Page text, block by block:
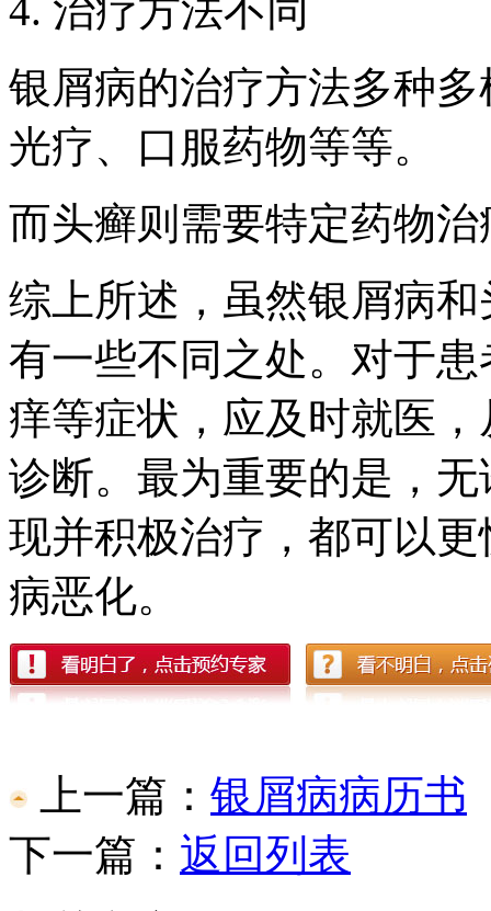
4. 治疗方法不同
银屑病的治疗方法多种
光疗、口服药物等等。
而头癣则需要特定药物
综上所述，虽然银屑病
有一些不同之处。对于
痒等症状，应及时就医
诊断。最为重要的是，
现并积极治疗，都可以
病恶化。
上一篇： 银屑病病历书
下一篇： 返回列表